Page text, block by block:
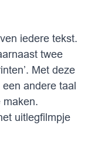
iedere tekst.
twee
Met deze
andere taal
maken.
uitlegfilmpje